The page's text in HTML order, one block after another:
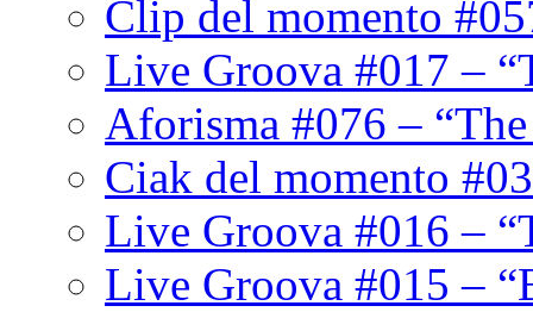
Clip del momento
Live Groova #017 –
Aforisma #076 –
Ciak del momento
Live Groova #016 –
Live Groova #015 –